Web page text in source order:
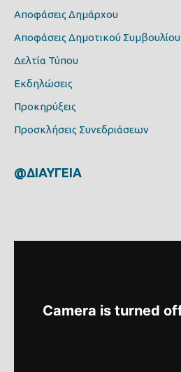
Αποφάσεις Δημάρχου
Αποφάσεις Δημοτικού Συμβουλίου
Δελτία Τύπου
Εκδηλώσεις
Προκηρύξεις
Προσκλήσεις Συνεδριάσεων
@ΔΙΑΥΓΕΙΑ